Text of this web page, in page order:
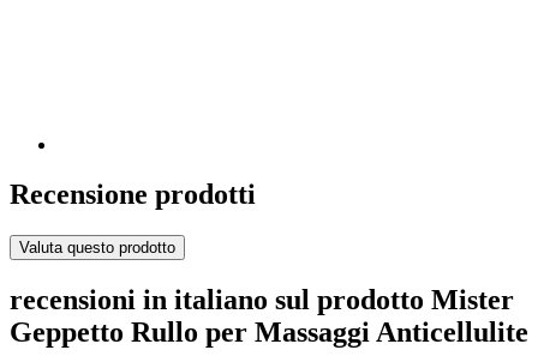
Recensione prodotti
Valuta questo prodotto
recensioni in italiano sul prodotto Mister
Geppetto Rullo per Massaggi Anticellulite